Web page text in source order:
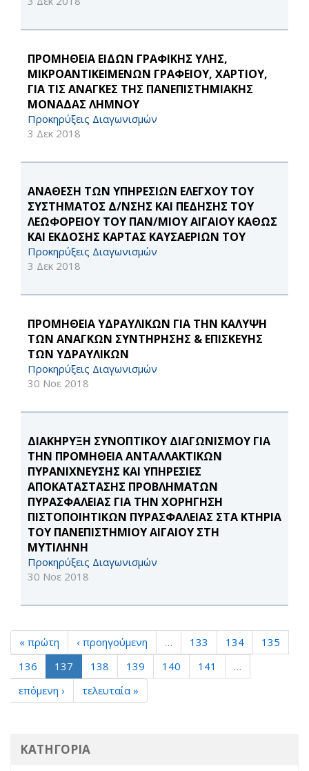
ΠΡΟΜΗΘΕΙΑ ΕΙΔΩΝ ΓΡΑΦΙΚΗΣ ΥΛΗΣ,
ΜΙΚΡΟΑΝΤΙΚΕΙΜΕΝΩΝ ΓΡΑΦΕΙΟΥ, ΧΑΡΤΙΟΥ,
ΓΙΑ ΤΙΣ ΑΝΑΓΚΕΣ ΤΗΣ ΠΑΝΕΠΙΣΤΗΜΙΑΚΗΣ
ΜΟΝΑΔΑΣ ΛΗΜΝΟΥ
Προκηρύξεις Διαγωνισμών
3 Δεκ 2018
ΑΝΑΘΕΣΗ ΤΩΝ ΥΠΗΡΕΣΙΩΝ ΕΛΕΓΧΟΥ ΤΟΥ
ΣΥΣΤΗΜΑΤΟΣ Δ/ΝΣΗΣ ΚΑΙ ΠΕΔΗΣΗΣ ΤΟΥ
ΛΕΩΦΟΡΕΙΟΥ ΤΟΥ ΠΑΝ/ΜΙΟΥ ΑΙΓΑΙΟΥ ΚΑΘΩΣ
ΚΑΙ ΕΚΔΟΣΗΣ ΚΑΡΤΑΣ ΚΑΥΣΑΕΡΙΩΝ ΤΟΥ
Προκηρύξεις Διαγωνισμών
3 Δεκ 2018
ΠΡΟΜΗΘΕΙΑ ΥΔΡΑΥΛΙΚΩΝ ΓΙΑ ΤΗΝ ΚΑΛΥΨΗ
ΤΩΝ ΑΝΑΓΚΩΝ ΣΥΝΤΗΡΗΣΗΣ & ΕΠΙΣΚΕΥΗΣ
ΤΩΝ ΥΔΡΑΥΛΙΚΩΝ
Προκηρύξεις Διαγωνισμών
30 Νοε 2018
ΔΙΑΚΗΡΥΞΗ ΣΥΝΟΠΤΙΚΟΥ ΔΙΑΓΩΝΙΣΜΟΥ ΓΙΑ
ΤΗΝ ΠΡΟΜΗΘΕΙΑ ΑΝΤΑΛΛΑΚΤΙΚΩΝ
ΠΥΡΑΝΙΧΝΕΥΣΗΣ ΚΑΙ ΥΠΗΡΕΣΙΕΣ
ΑΠΟΚΑΤΑΣΤΑΣΗΣ ΠΡΟΒΛΗΜΑΤΩΝ
ΠΥΡΑΣΦΑΛΕΙΑΣ ΓΙΑ ΤΗΝ ΧΟΡΗΓΗΣΗ
ΠΙΣΤΟΠΟΙΗΤΙΚΩΝ ΠΥΡΑΣΦΑΛΕΙΑΣ ΣΤΑ ΚΤΗΡΙΑ
ΤΟΥ ΠΑΝΕΠΙΣΤΗΜΙΟΥ ΑΙΓΑΙΟΥ ΣΤΗ
ΜΥΤΙΛΗΝΗ
Προκηρύξεις Διαγωνισμών
30 Νοε 2018
« πρώτη ‹ προηγούμενη … 133 134
135
136
137 138 139 140 141
…
επόμενη ›
τελευταία »
ΚΑΤΗΓΟΡΙΑ